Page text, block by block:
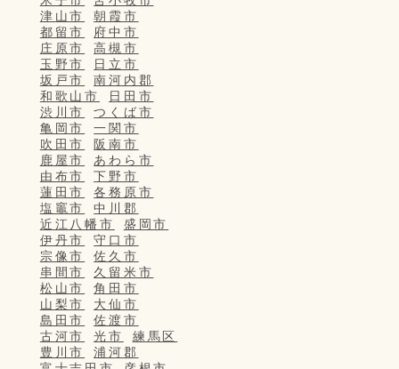
津山市
朝霞市
都留市
府中市
庄原市
高槻市
玉野市
日立市
坂戸市
南河内郡
和歌山市
日田市
渋川市
つくば市
亀岡市
一関市
吹田市
阪南市
鹿屋市
あわら市
由布市
下野市
蓮田市
各務原市
塩竈市
中川郡
近江八幡市
盛岡市
伊丹市
守口市
宗像市
佐久市
串間市
久留米市
松山市
角田市
山梨市
大仙市
島田市
佐渡市
古河市
光市
練馬区
豊川市
浦河郡